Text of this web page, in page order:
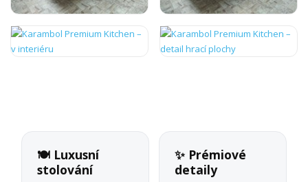
🍽️ Luxusní
stolování
✨ Prémiové
detaily